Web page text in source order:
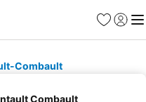
Favoritos
Iniciar
Combault
Combault